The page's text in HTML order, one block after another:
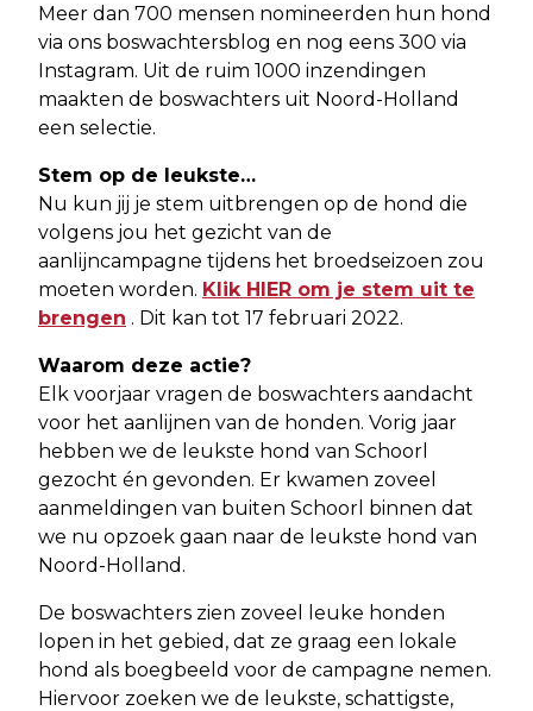
Meer dan 700 mensen nomineerden hun hond
via ons boswachtersblog en nog eens 300 via
Instagram. Uit de ruim 1000 inzendingen
maakten de boswachters uit Noord-Holland
een selectie.
Stem op de leukste…
Nu kun jij je stem uitbrengen op de hond die
volgens jou het gezicht van de
aanlijncampagne tijdens het broedseizoen zou
moeten worden. Klik HIER om je stem uit te
brengen . Dit kan tot 17 februari 2022.
Waarom deze actie?
Elk voorjaar vragen de boswachters aandacht
voor het aanlijnen van de honden. Vorig jaar
hebben we de leukste hond van Schoorl
gezocht én gevonden. Er kwamen zoveel
aanmeldingen van buiten Schoorl binnen dat
we nu opzoek gaan naar de leukste hond van
Noord-Holland.
De boswachters zien zoveel leuke honden
lopen in het gebied, dat ze graag een lokale
hond als boegbeeld voor de campagne nemen.
Hiervoor zoeken we de leukste, schattigste,